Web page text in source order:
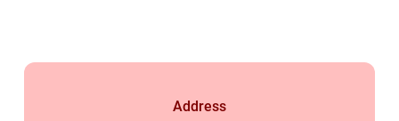
Address